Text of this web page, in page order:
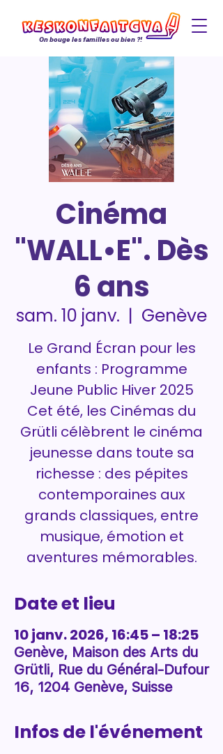
On bouge les familles ou bien ?!
Cinéma
"WALL•E". Dès
6 ans
sam. 10 janv.
  |
Genève
Le Grand Écran pour les
enfants : Programme
Jeune Public Hiver 2025
Cet été, les Cinémas du
Grütli célèbrent le cinéma
jeunesse dans toute sa
richesse : des pépites
contemporaines aux
grands classiques, entre
musique, émotion et
aventures mémorables.
Date et lieu
10 janv. 2026, 16:45 – 18:25
Genève, Maison des Arts du
Grütli, Rue du Général-Dufour
16, 1204 Genève, Suisse
Infos de l'événement